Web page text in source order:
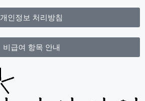
개인정보 처리방침
비급여 항목 안내